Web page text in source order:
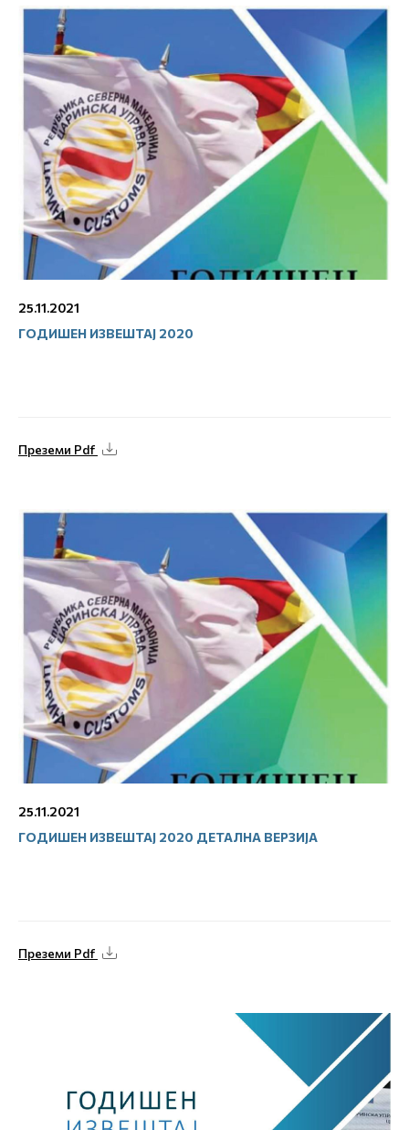
25.11.2021
ГОДИШЕН ИЗВЕШТАЈ 2020
Преземи Pdf
25.11.2021
ГОДИШЕН ИЗВЕШТАЈ 2020 ДЕТАЛНА ВЕРЗИЈА
Преземи Pdf